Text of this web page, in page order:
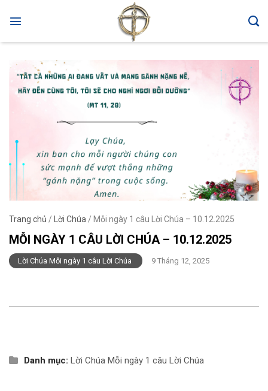
Trang chủ / Lời Chúa / Mỗi ngày 1 câu Lời Chúa – 10.12.2025
MỖI NGÀY 1 CÂU LỜI CHÚA – 10.12.2025
Lời Chúa Mỗi ngày 1 câu Lời Chúa 9 Tháng 12, 2025
Danh mục: Lời Chúa Mỗi ngày 1 câu Lời Chúa